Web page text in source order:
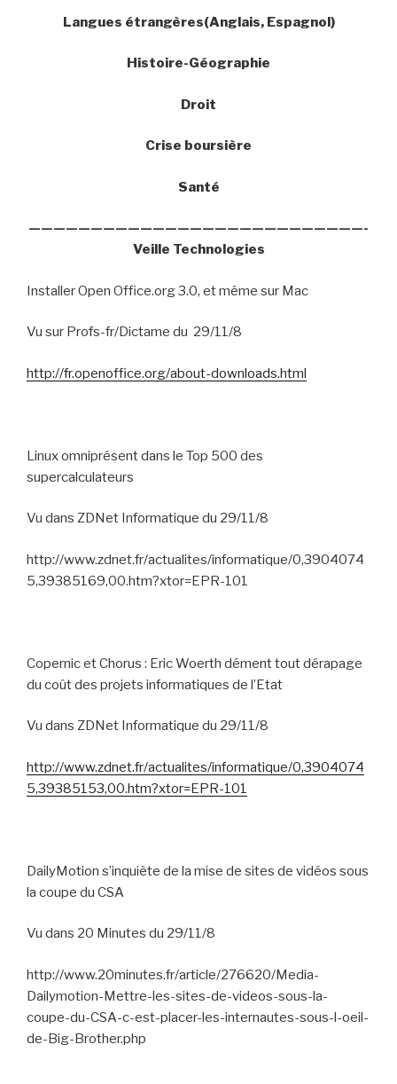
Langues étrangères(Anglais, Espagnol)
Histoire-Géographie
Droit
Crise boursière
Santé
———————————————————————————-
Veille Technologies
Installer Open Office.org 3.0, et même sur Mac
Vu sur Profs-fr/Dictame du 29/11/8
http://fr.openoffice.org/about-downloads.html
Linux omniprésent dans le Top 500 des
supercalculateurs
Vu dans ZDNet Informatique du 29/11/8
http://www.zdnet.fr/actualites/informatique/0,3904074
5,39385169,00.htm?xtor=EPR-101
Copernic et Chorus : Eric Woerth dément tout dérapage
du coût des projets informatiques de l’Etat
Vu dans ZDNet Informatique du 29/11/8
http://www.zdnet.fr/actualites/informatique/0,3904074
5,39385153,00.htm?xtor=EPR-101
DailyMotion s’inquiète de la mise de sites de vidéos sous
la coupe du CSA
Vu dans 20 Minutes du 29/11/8
http://www.20minutes.fr/article/276620/Media-
Dailymotion-Mettre-les-sites-de-videos-sous-la-
coupe-du-CSA-c-est-placer-les-internautes-sous-l-oeil-
de-Big-Brother.php